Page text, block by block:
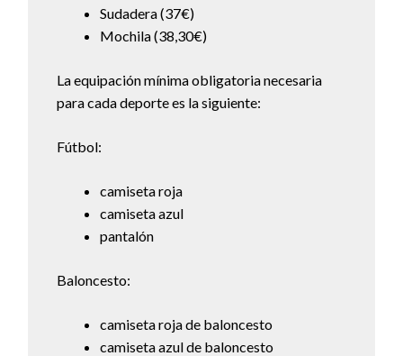
Sudadera (37€)
Mochila (38,30€)
La equipación mínima obligatoria necesaria
para cada deporte es la siguiente:
Fútbol:
camiseta roja
camiseta azul
pantalón
Baloncesto:
camiseta roja de baloncesto
camiseta azul de baloncesto